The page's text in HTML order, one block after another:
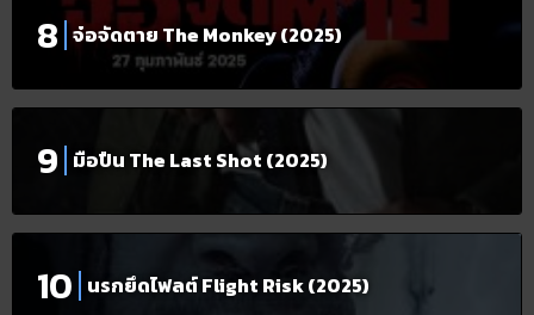
จ๋อจัดตาย The Monkey (2025)
มือปืน The Last Shot (2025)
นรกยึดไฟลต์ Flight Risk (2025)